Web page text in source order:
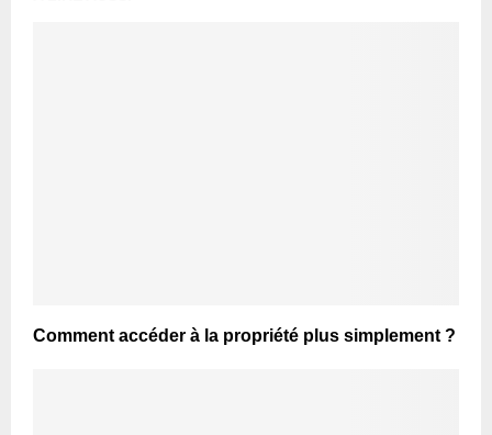
Comment accéder à la propriété plus simplement ?